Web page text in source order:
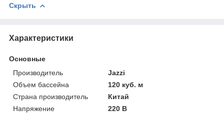
Скрыть
Характеристики
Основные
Производитель
Jazzi
Объем бассейна
120 куб. м
Страна производитель
Китай
Напряжение
220 В